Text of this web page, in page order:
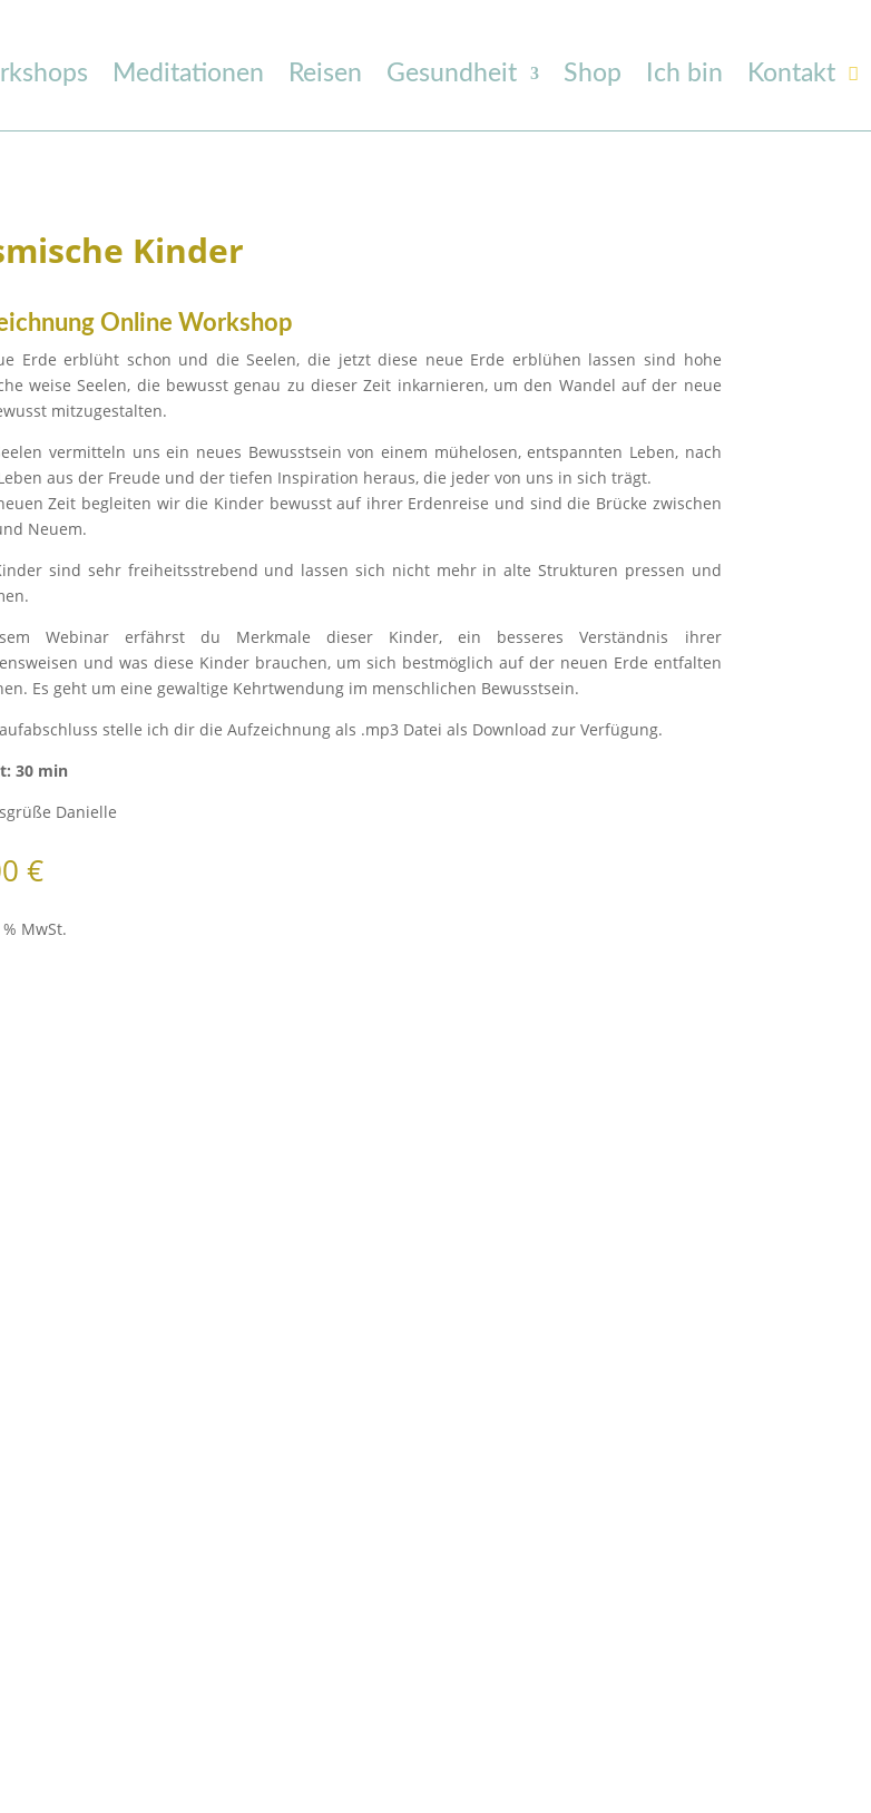
Meditationen Reisen Gesundheit Shop Ich bin Kontakt
Kinder
Online Workshop
Erde erblüht schon und die Seelen, die jetzt diese neue Erde erblühen lassen sind hohe
weise Seelen, die bewusst genau zu dieser Zeit inkarnieren, um den Wandel auf der neue
mitzugestalten.
vermitteln uns ein neues Bewusstsein von einem mühelosen, entspannten Leben, nach
aus der Freude und der tiefen Inspiration heraus, die jeder von uns in sich trägt.
Zeit begleiten wir die Kinder bewusst auf ihrer Erdenreise und sind die Brücke zwischen
Neuem.
sind sehr freiheitsstrebend und lassen sich nicht mehr in alte Strukturen pressen und
Webinar erfährst du Merkmale dieser Kinder, ein besseres Verständnis ihrer
und was diese Kinder brauchen, um sich bestmöglich auf der neuen Erde entfalten
Es geht um eine gewaltige Kehrtwendung im menschlichen Bewusstsein.
stelle ich dir die Aufzeichnung als .mp3 Datei als Download zur Verfügung.
30 min
Danielle
€
MwSt.